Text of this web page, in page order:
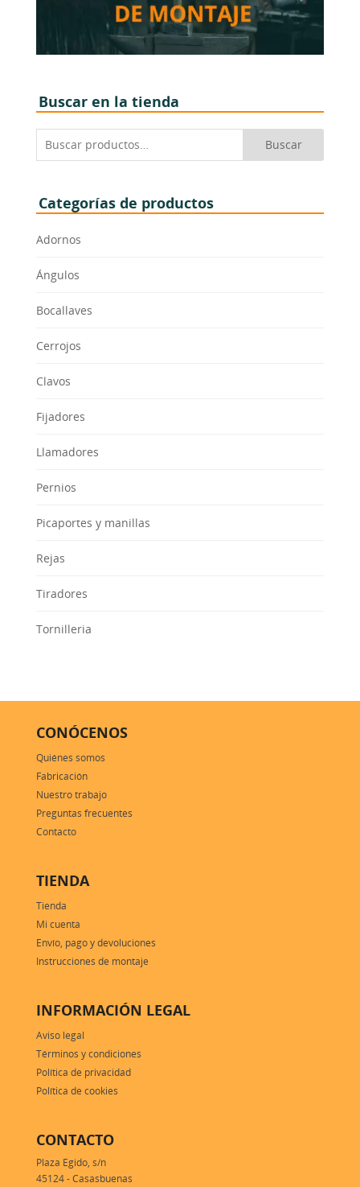
Buscar en la tienda
Buscar
Categorías de productos
Adornos
Ángulos
Bocallaves
Cerrojos
Clavos
Fijadores
Llamadores
Pernios
Picaportes y manillas
Rejas
Tiradores
Tornilleria
CONÓCENOS
Quiénes somos
Fabricación
Nuestro trabajo
Preguntas frecuentes
Contacto
TIENDA
Tienda
Mi cuenta
Envío, pago y devoluciones
Instrucciones de montaje
INFORMACIÓN LEGAL
Aviso legal
Términos y condiciones
Política de privacidad
Política de cookies
CONTACTO
Plaza Egido, s/n
45124 - Casasbuenas